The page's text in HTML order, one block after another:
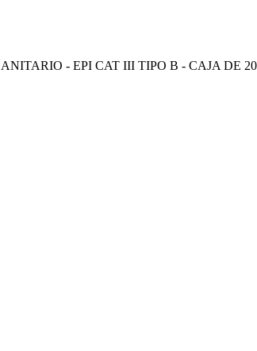
- EPI CAT III TIPO B - CAJA DE